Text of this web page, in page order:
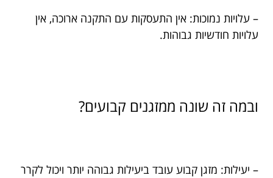
– עלויות נמוכות: אין התעסקות עם התקנה ארוכה, אין
עלויות חודשיות גבוהות.
ובמה זה שונה ממזגנים קבועים?
– יעילות: מזגן קבוע עובד ביעילות גבוהה יותר ויכול לקרר